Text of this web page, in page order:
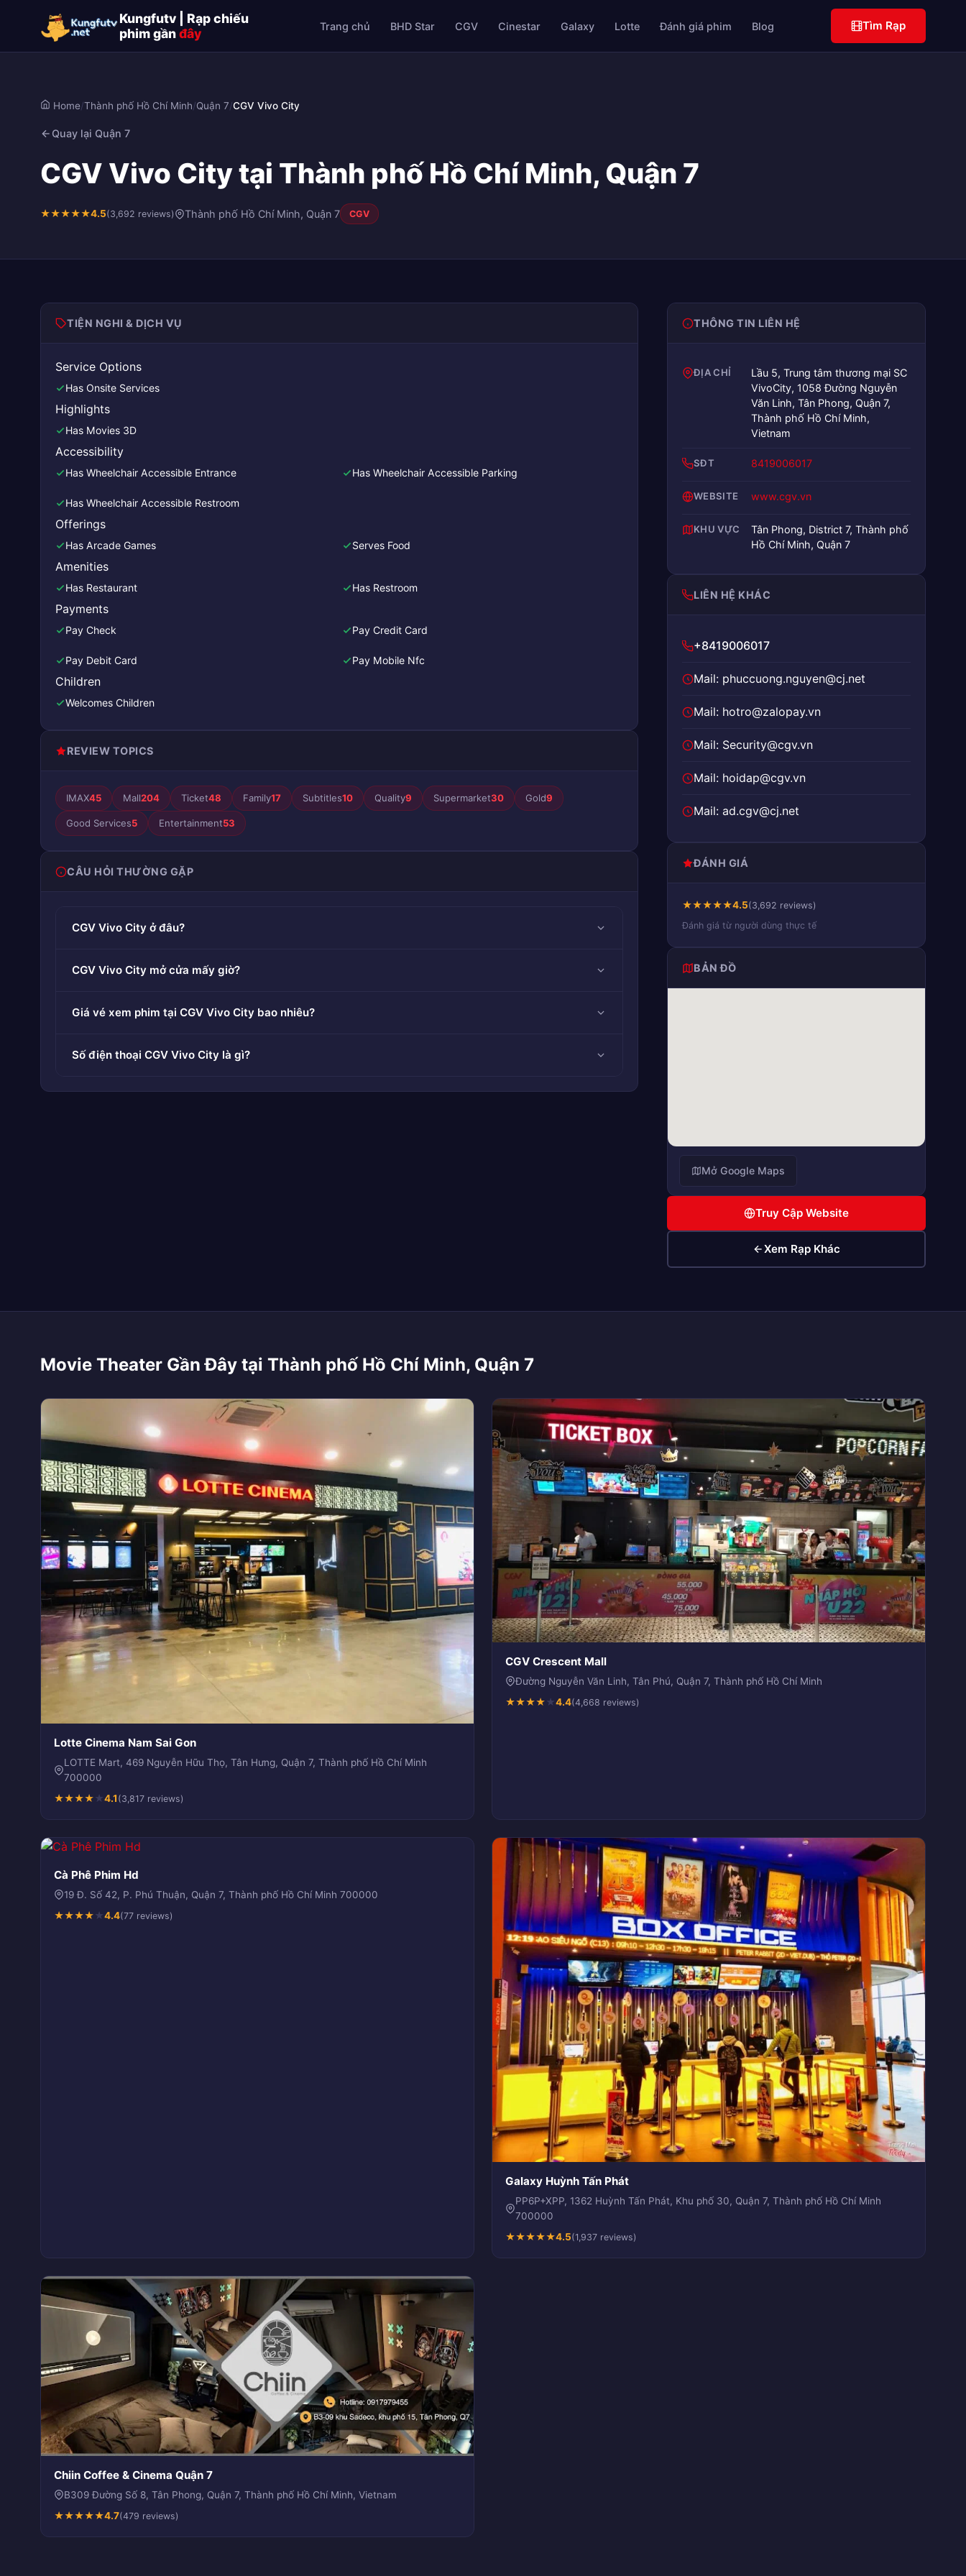
Kungfutv | Rạp chiếu
phim gầnđây Trang chủ BHD Star CGV Cinestar Galaxy Lotte Đánh giá phim Blog Tìm Rạp
Home/Thành phố Hồ Chí Minh/Quận 7/CGV Vivo City
Quay lại Quận 7
CGV Vivo City tại Thành phố Hồ Chí Minh, Quận 7
★★★★★4.5(3,692 reviews) Thành phố Hồ Chí Minh, Quận 7 CGV
TIỆN NGHI & DỊCH VỤ
Service Options
Has Onsite Services
Highlights
Has Movies 3D
Accessibility
Has Wheelchair Accessible Entrance Has Wheelchair Accessible Parking
Has Wheelchair Accessible Restroom
Offerings
Has Arcade Games Serves Food
Amenities
Has Restaurant Has Restroom
Payments
Pay Check Pay Credit Card
Pay Debit Card Pay Mobile Nfc
Children
Welcomes Children
REVIEW TOPICS
IMAX45 Mall204 Ticket48 Family17 Subtitles10 Quality9 Supermarket30 Gold9
Good Services5 Entertainment53
CÂU HỎI THƯỜNG GẶP
CGV Vivo City ở đâu?
CGV Vivo City mở cửa mấy giờ?
Giá vé xem phim tại CGV Vivo City bao nhiêu?
Số điện thoại CGV Vivo City là gì?
THÔNG TIN LIÊN HỆ
ĐỊA CHỈ
Lầu 5, Trung tâm thương mại SC
VivoCity, 1058 Đường Nguyễn
Văn Linh, Tân Phong, Quận 7,
Thành phố Hồ Chí Minh,
Vietnam
SĐT 8419006017
WEBSITE www.cgv.vn
KHU VỰC
Tân Phong, District 7, Thành phố
Hồ Chí Minh, Quận 7
LIÊN HỆ KHÁC
+8419006017
Mail: phuccuong.nguyen@cj.net
Mail: hotro@zalopay.vn
Mail: Security@cgv.vn
Mail: hoidap@cgv.vn
Mail: ad.cgv@cj.net
ĐÁNH GIÁ
★★★★★4.5(3,692 reviews)
Đánh giá từ người dùng thực tế
BẢN ĐỒ
Mở Google Maps
Truy Cập Website
Xem Rạp Khác
Movie Theater Gần Đây tại Thành phố Hồ Chí Minh, Quận 7
Lotte Cinema Nam Sai Gon
LOTTE Mart, 469 Nguyễn Hữu Thọ, Tân Hưng, Quận 7, Thành phố Hồ Chí Minh
700000
★★★★★4.1 (3,817 reviews)
CGV Crescent Mall
Đường Nguyễn Văn Linh, Tân Phú, Quận 7, Thành phố Hồ Chí Minh
★★★★★4.4(4,668 reviews)
Cà Phê Phim Hd
19 Đ. Số 42, P. Phú Thuận, Quận 7, Thành phố Hồ Chí Minh 700000
★★★★★4.4(77 reviews)
Galaxy Huỳnh Tấn Phát
PP6P+XPP, 1362 Huỳnh Tấn Phát, Khu phố 30, Quận 7, Thành phố Hồ Chí Minh
700000
★★★★★4.5(1,937 reviews)
Chiin Coffee & Cinema Quận 7
B309 Đường Số 8, Tân Phong, Quận 7, Thành phố Hồ Chí Minh, Vietnam
★★★★★4.7(479 reviews)